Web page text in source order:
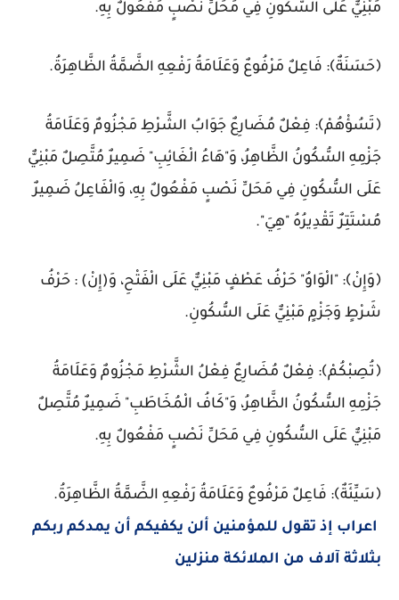
مَبْنِيٌّ عَلَى السُّكُونِ فِي مَحَلِّ نَصْبٍ مَفْعُولٌ بِهِ.
﴿حَسَنَةٌ﴾: فَاعِلٌ مَرْفُوعٌ وَعَلَامَةُ رَفْعِهِ الضَّمَّةُ الظَّاهِرَةُ.
﴿تَسُؤْهُمْ﴾: فِعْلٌ مُضَارِعٌ جَوَابُ الشَّرْطِ مَجْزُومٌ وَعَلَامَةُ
جَزْمِهِ السُّكُونُ الظَّاهِرُ، وَ"هَاءُ الْغَائِبِ" ضَمِيرٌ مُتَّصِلٌ مَبْنِيٌّ
عَلَى السُّكُونِ فِي مَحَلِّ نَصْبٍ مَفْعُولٌ بِهِ، وَالْفَاعِلُ ضَمِيرٌ
مُسْتَتِرٌ تَقْدِيرُهُ "هِيَ".
﴿وَإِنْ﴾: "الْوَاوُ" حَرْفُ عَطْفٍ مَبْنِيٌّ عَلَى الْفَتْحِ، وَ(إِنْ) : حَرْفُ
شَرْطٍ وَجَزْمٍ مَبْنِيٌّ عَلَى السُّكُونِ.
﴿تُصِبْكُمْ﴾: فِعْلٌ مُضَارِعٌ فِعْلُ الشَّرْطِ مَجْزُومٌ وَعَلَامَةُ
جَزْمِهِ السُّكُونُ الظَّاهِرُ، وَ"كَافُ الْمُخَاطَبِ" ضَمِيرٌ مُتَّصِلٌ
مَبْنِيٌّ عَلَى السُّكُونِ فِي مَحَلِّ نَصْبٍ مَفْعُولٌ بِهِ.
﴿سَيِّئَةٌ﴾: فَاعِلٌ مَرْفُوعٌ وَعَلَامَةُ رَفْعِهِ الضَّمَّةُ الظَّاهِرَةُ.
اعراب إذ تقول للمؤمنين ألن يكفيكم أن يمدكم ربكم
بثلاثة آلاف من الملائكة منزلين